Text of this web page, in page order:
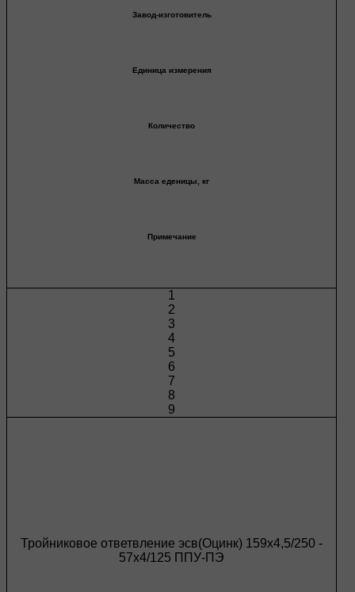
Завод-изготовитель
Единица измерения
Количество
Масса еденицы, кг
Примечание
1
2
3
4
5
6
7
8
9
Тройниковое ответвление эсв(Оцинк) 159х4,5/250 -
57х4/125 ППУ-ПЭ